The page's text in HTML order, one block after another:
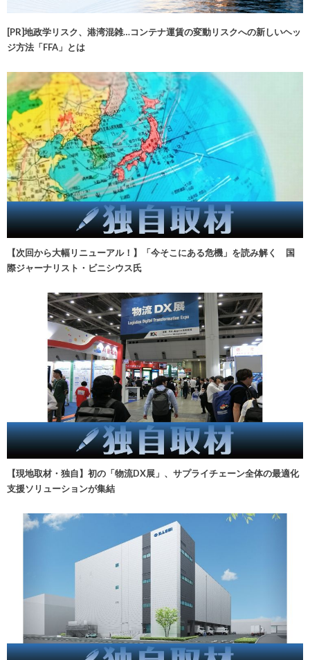
[PR]地政学リスク、港湾混雑…コンテナ運賃の変動リスクへの新しいヘッ
ジ方法「FFA」とは
【次回から大幅リニューアル！】「今そこにある危機」を読み解く 国
際ジャーナリスト・ビニシウス氏
【現地取材・独自】初の「物流DX展」、サプライチェーン全体の最適化
支援ソリューションが集結